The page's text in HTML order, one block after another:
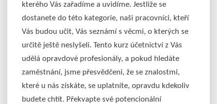
kterého Vás zařadíme a uvidíme. Jestliže se
dostanete do této kategorie, naši pracovníci, kteří
Vás budou učit, Vás seznámí s věcmi, o kterých se
určitě ještě neslyšeli. Tento kurz účetnictví z Vás
udělá opravdové profesionály, a pokud hledáte
zaměstnání, jsme přesvědčeni, že se znalostmi,
které u nás získáte, se uplatníte, opravdu kdekoliv
budete chtít. Překvapte své potencionální